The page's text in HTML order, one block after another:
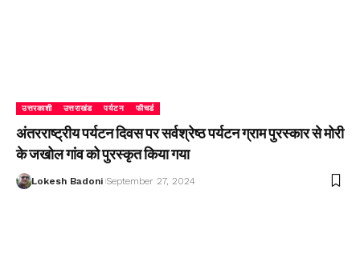
उत्तरकाशी उत्तराखंड पर्यटन फीचर्ड
अंतरराष्ट्रीय पर्यटन दिवस पर सर्वश्रेष्ठ पर्यटन ग्राम पुरस्कार से मोरी
के जखोल गांव को पुरस्कृत किया गया
Lokesh Badoni September 27, 2024